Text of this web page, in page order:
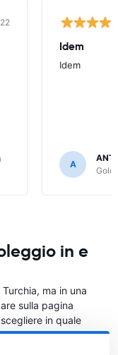
Idem
Idem
A
in e
ma in una
sulla pagina
in quale